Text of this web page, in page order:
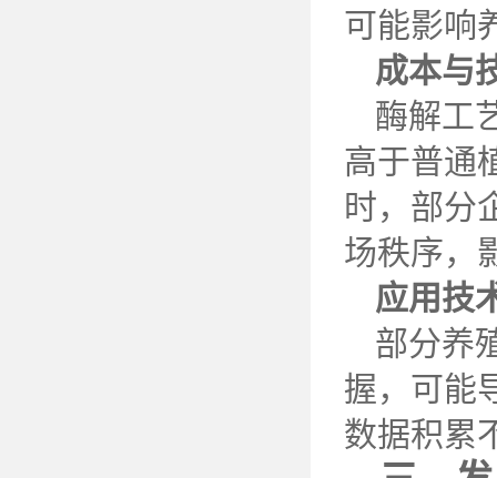
可能影响
成本与
酶解工
高于普通
时，部分
场秩序，
应用技
部分养
握，可能
数据积累